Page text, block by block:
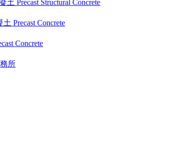
土 Precast Structural Concrete
Precast Concrete
Concrete
所